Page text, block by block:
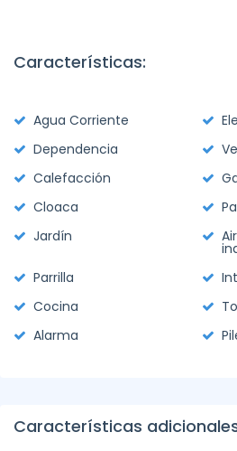
Características:
Agua Corriente
Dependencia
Calefacción
Cloaca
Jardín
Parrilla
Cocina
Alarma
Características